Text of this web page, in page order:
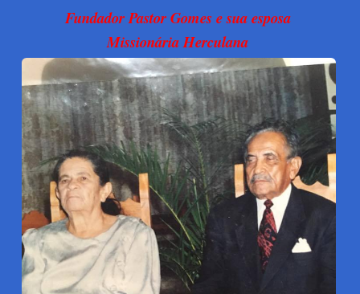
Fundador Pastor Gomes e sua esposa
Missionária Herculana